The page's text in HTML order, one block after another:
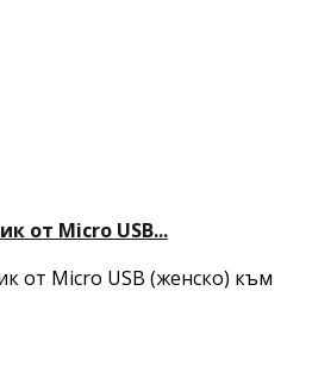
от Micro USB...
от Micro USB (женско) към